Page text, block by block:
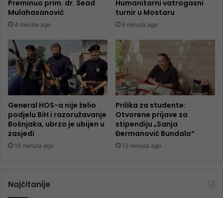
Preminuo prim. dr. Sead
Mulahasanović
4 minute ago
Humanitarni vatrogasni
turnir u Mostaru
6 minuta ago
General HOS-a nije želio
podjelu BiH i razoružavanje
Bošnjaka, ubrzo je ubijen u
zasjedi
10 minuta ago
Prilika za studente:
Otvorene prijave za
stipendiju „Sanja
Đermanović Bundalo“
13 minuta ago
Najčitanije